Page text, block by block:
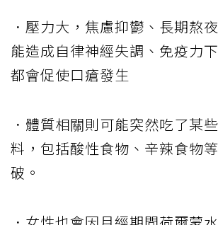
．壓力大，焦慮抑鬱、長期熬
能造成自律神經失調、免疫力
都會促使口瘡發生
．體質相關則可能突然吃了某
料，包括酸性食物、辛辣食物
破。